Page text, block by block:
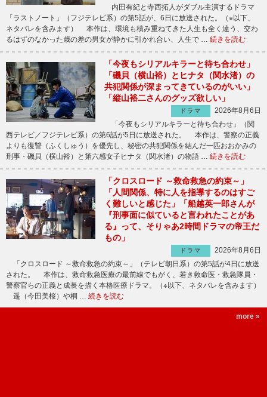
内田有紀と寺西拓人がダブル主演するドラマ
「ラストノート」（フジテレビ系）の第5話が、6日に放送された。（※以下、
ネタバレを含みます） 本作は、環境も積み重ねてきた人生も全く違う、交わ
るはずのなかった歳の差の男女が静かに引かれ合い、人生で … 続きを読む
「今夜もシリアルキラーと待ち合わせ」
「磯貝（横山裕）とヒナタ（関水渚）の
共犯関係が深まってきているのがいい」
「縦山裕二さんのグッズ欲しい」
ドラマ
2026年8月6日
「今夜もシリアルキラーと待ち合わせ」（関
西テレビ／フジテレビ系）の第6話が5日に放送された。 本作は、警察の正義
よりも復讐（ふくしゅう）を優先し、秘密の共犯関係を結んだ一匹おおかみの
刑事・磯貝（横山裕）と第六感女子ヒナタ（関水渚）の物語 … 続きを読む
「クロスロード ～救命救急の約束～」
「人間関係、特に人を指導するのはすご
く難しいと感じた」「船越英一郎さんが
『刑事面に似ていると言われたことがあ
る』って、そりゃあ2時間ドラマの帝王だ
もの」
ドラマ
2026年8月6日
「クロスロード ～救命救急の約束～」（テレビ朝日系）の第5話が4日に放送
された。 本作は、救命救急医療の最前線でもがく、若き救命医・救急隊員・
警察官らの正義と成長を描く本格医療ドラマ。（※以下、ネタバレを含みます）
遥（今田美桜）や桐 … 続きを読む
more »